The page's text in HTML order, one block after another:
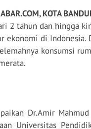
KOTA
2 tahun dan hingga
ekonomi di Indonesia.
konsumsi
Dr.Amir
Universitas